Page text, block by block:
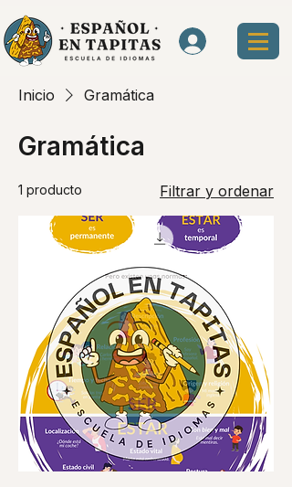
Inicio Gramática
Gramática
1 producto Filtrar y ordenar